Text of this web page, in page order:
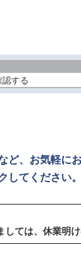
認する
、お気軽に
してください。
ては、休業明